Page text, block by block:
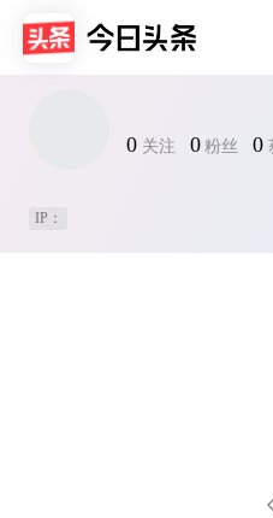
0 关注 0 粉丝 0
IP：